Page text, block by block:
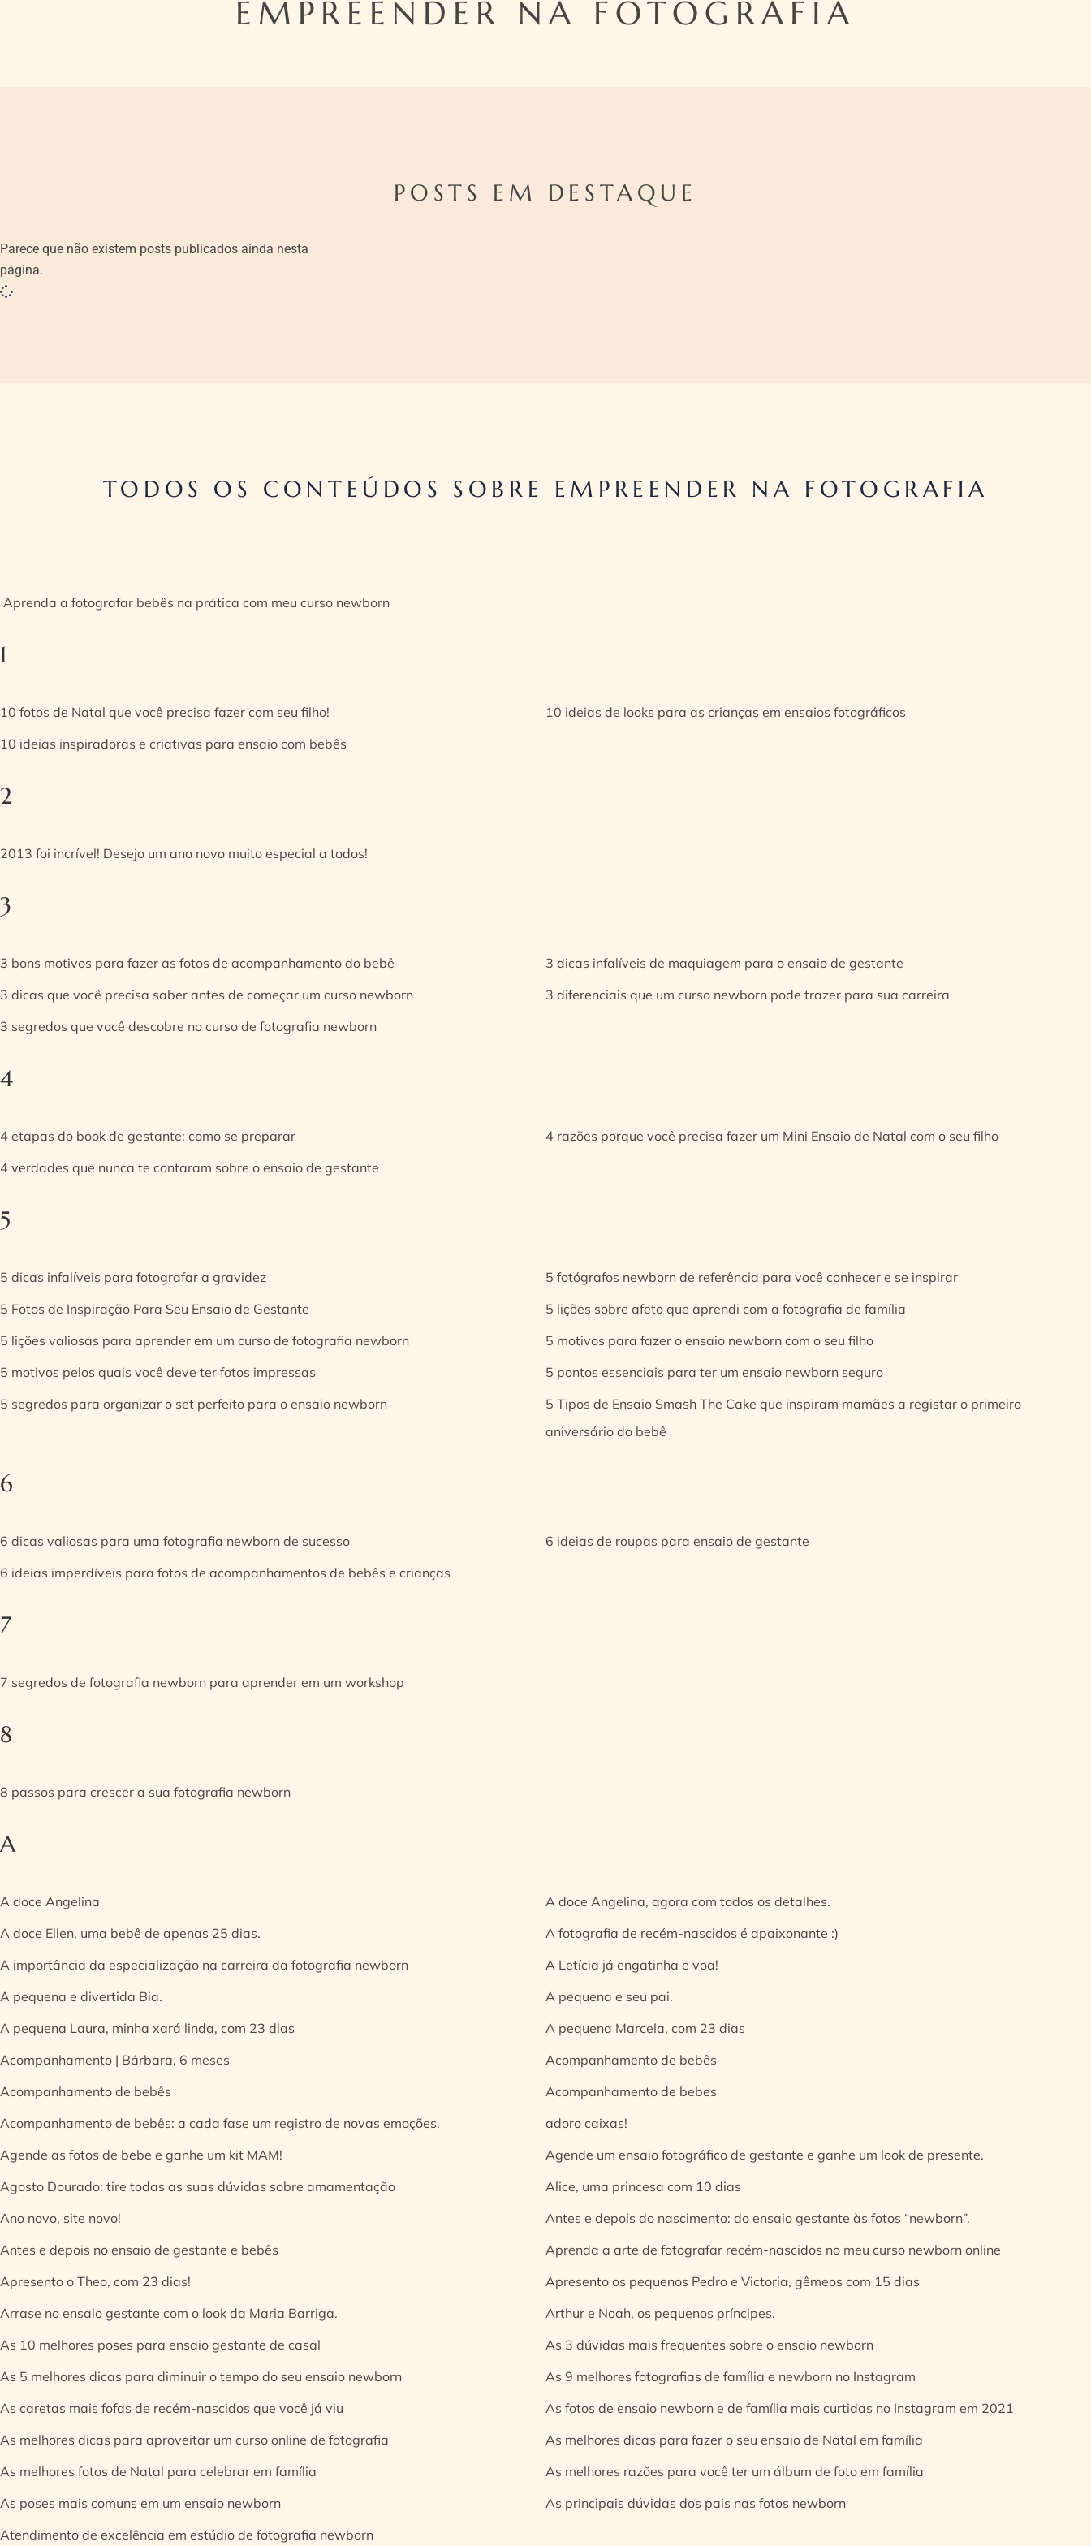
EMPREENDER NA FOTOGRAFIA
POSTS EM DESTAQUE
Parece que não existem posts publicados ainda nesta
página.
TODOS OS CONTEÚDOS SOBRE EMPREENDER NA FOTOGRAFIA
Aprenda a fotografar bebês na prática com meu curso newborn
1
10 fotos de Natal que você precisa fazer com seu filho!
10 ideias de looks para as crianças em ensaios fotográficos
10 ideias inspiradoras e criativas para ensaio com bebês
2
2013 foi incrível! Desejo um ano novo muito especial a todos!
3
3 bons motivos para fazer as fotos de acompanhamento do bebê
3 dicas infalíveis de maquiagem para o ensaio de gestante
3 dicas que você precisa saber antes de começar um curso newborn
3 diferenciais que um curso newborn pode trazer para sua carreira
3 segredos que você descobre no curso de fotografia newborn
4
4 etapas do book de gestante: como se preparar
4 razões porque você precisa fazer um Mini Ensaio de Natal com o seu filho
4 verdades que nunca te contaram sobre o ensaio de gestante
5
5 dicas infalíveis para fotografar a gravidez
5 fotógrafos newborn de referência para você conhecer e se inspirar
5 Fotos de Inspiração Para Seu Ensaio de Gestante
5 lições sobre afeto que aprendi com a fotografia de família
5 lições valiosas para aprender em um curso de fotografia newborn
5 motivos para fazer o ensaio newborn com o seu filho
5 motivos pelos quais você deve ter fotos impressas
5 pontos essenciais para ter um ensaio newborn seguro
5 segredos para organizar o set perfeito para o ensaio newborn
5 Tipos de Ensaio Smash The Cake que inspiram mamães a registar o primeiro
aniversário do bebê
6
6 dicas valiosas para uma fotografia newborn de sucesso
6 ideias de roupas para ensaio de gestante
6 ideias imperdíveis para fotos de acompanhamentos de bebês e crianças
7
7 segredos de fotografia newborn para aprender em um workshop
8
8 passos para crescer a sua fotografia newborn
A
A doce Angelina
A doce Angelina, agora com todos os detalhes.
A doce Ellen, uma bebê de apenas 25 dias.
A fotografia de recém-nascidos é apaixonante :)
A importância da especialização na carreira da fotografia newborn
A Letícia já engatinha e voa!
A pequena e divertida Bia.
A pequena e seu pai.
A pequena Laura, minha xará linda, com 23 dias
A pequena Marcela, com 23 dias
Acompanhamento | Bárbara, 6 meses
Acompanhamento de bebês
Acompanhamento de bebês
Acompanhamento de bebes
Acompanhamento de bebês: a cada fase um registro de novas emoções.
adoro caixas!
Agende as fotos de bebe e ganhe um kit MAM!
Agende um ensaio fotográfico de gestante e ganhe um look de presente.
Agosto Dourado: tire todas as suas dúvidas sobre amamentação
Alice, uma princesa com 10 dias
Ano novo, site novo!
Antes e depois do nascimento: do ensaio gestante às fotos “newborn”.
Antes e depois no ensaio de gestante e bebês
Aprenda a arte de fotografar recém-nascidos no meu curso newborn online
Apresento o Theo, com 23 dias!
Apresento os pequenos Pedro e Victoria, gêmeos com 15 dias
Arrase no ensaio gestante com o look da Maria Barriga.
Arthur e Noah, os pequenos príncipes.
As 10 melhores poses para ensaio gestante de casal
As 3 dúvidas mais frequentes sobre o ensaio newborn
As 5 melhores dicas para diminuir o tempo do seu ensaio newborn
As 9 melhores fotografias de família e newborn no Instagram
As caretas mais fofas de recém-nascidos que você já viu
As fotos de ensaio newborn e de família mais curtidas no Instagram em 2021
As melhores dicas para aproveitar um curso online de fotografia
As melhores dicas para fazer o seu ensaio de Natal em família
As melhores fotos de Natal para celebrar em família
As melhores razões para você ter um álbum de foto em família
As poses mais comuns em um ensaio newborn
As principais dúvidas dos pais nas fotos newborn
Atendimento de excelência em estúdio de fotografia newborn